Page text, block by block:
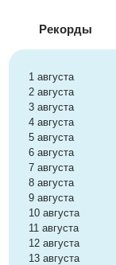
Рекорды
1 августа
2 августа
3 августа
4 августа
5 августа
6 августа
7 августа
8 августа
9 августа
10 августа
11 августа
12 августа
13 августа